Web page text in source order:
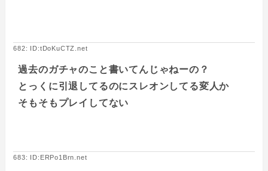
682: ID:tDoKuCTZ.net
過去のガチャのこと書いてんじゃねーの？
とっくに引退してるのにスレオンしてる変人か
そもそもプレイしてない
683: ID:ERPo1Brn.net